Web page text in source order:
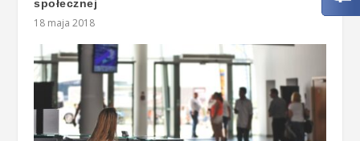
społecznej
18 maja 2018